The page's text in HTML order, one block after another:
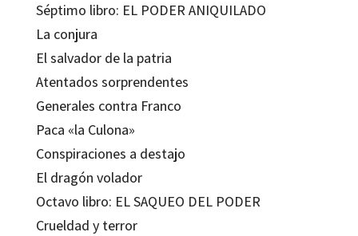
Séptimo libro: EL PODER ANIQUILADO
La conjura
El salvador de la patria
Atentados sorprendentes
Generales contra Franco
Paca «la Culona»
Conspiraciones a destajo
El dragón volador
Octavo libro: EL SAQUEO DEL PODER
Crueldad y terror